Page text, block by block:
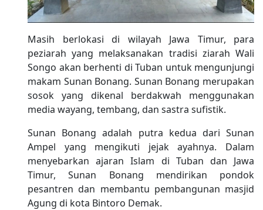
Masih berlokasi di wilayah Jawa Timur, para
peziarah yang melaksanakan tradisi ziarah Wali
Songo akan berhenti di Tuban untuk mengunjungi
makam Sunan Bonang. Sunan Bonang merupakan
sosok yang dikenal berdakwah menggunakan
media wayang, tembang, dan sastra sufistik.
Sunan Bonang adalah putra kedua dari Sunan
Ampel yang mengikuti jejak ayahnya. Dalam
menyebarkan ajaran Islam di Tuban dan Jawa
Timur, Sunan Bonang mendirikan pondok
pesantren dan membantu pembangunan masjid
Agung di kota Bintoro Demak.